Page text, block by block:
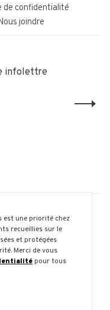
de confidentialité
joindre
infolettre
& Ginger
est une priorité chez
recueillies sur le
et protégées
Merci de vous
pour tous